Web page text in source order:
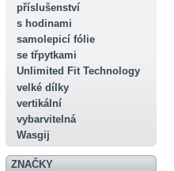
příslušenství
s hodinami
samolepicí fólie
se třpytkami
Unlimited Fit Technology
velké dílky
vertikální
vybarvitelná
Wasgij
ZNAČKY